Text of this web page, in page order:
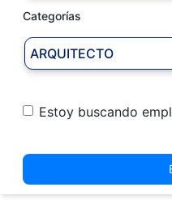
Categorías
ARQUITECTO
Estoy buscando